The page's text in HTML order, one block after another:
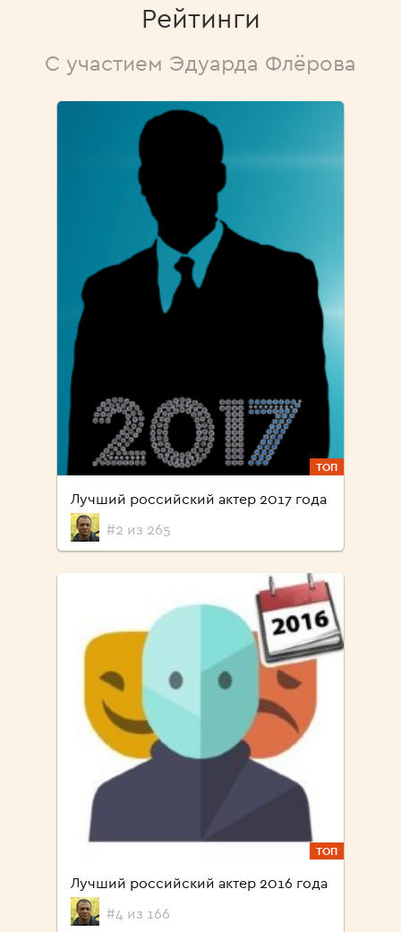
Рейтинги
С участием Эдуарда Флёрова
ТОП
Лучший российский актер 2017 года
#2 из 265
ТОП
Лучший российский актер 2016 года
#4 из 166